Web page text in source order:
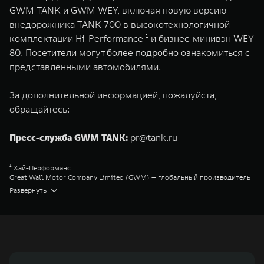
GWM TANK и GWM WEY, включая новую версию
внедорожника TANK 700 в высокотехнологичной
комплектации Hi-Performance ¹ и бизнес-минивэн WEY
80. Посетители могут более подробно ознакомиться с
представленными автомобилями.
За дополнительной информацией, пожалуйста,
обращайтесь:
Пресс-служба GWM TANK: pr@tank.ru
¹ Хай-Перформанс
Great Wall Motor Company Limited (GWM) — глобальный производитель
внедорожников, кроссоверов и пикапов, специализирующийся на
интеллектуальных технологиях и экологичном производстве. Компания
Развернуть